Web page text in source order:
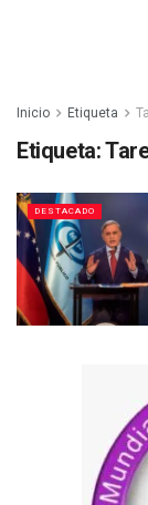
Inicio Etiqueta
Etiqueta:
DESTACADO